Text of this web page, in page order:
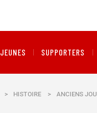
JEUNES SUPPORTERS
> HISTOIRE > ANCIENS